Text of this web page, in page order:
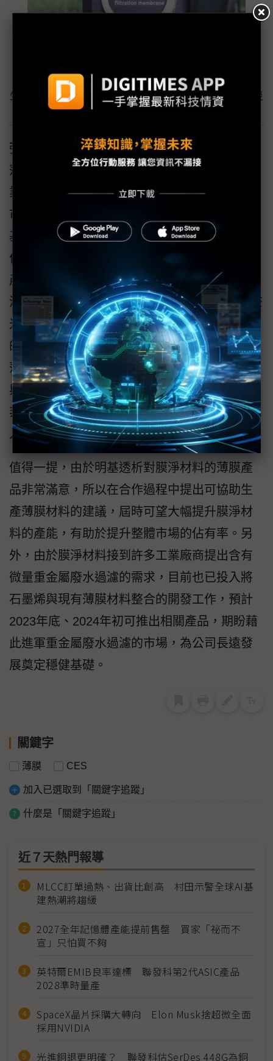
生質低碳排製程中空纖維過濾薄膜及其製成寶特瓶專用防災
除菌濾心。DIGITIMES攝
張旭賢指出，受到原生材料不足的狀況，全球
薄膜材料供應至今仍非常不穩定，除影響到工
業廢水處理、濾水器耗材之外，也讓洗腎耗材
市場供需出現地域性重新洗牌的狀況，因此明
基透析也開始與膜淨材料在此領域累積互相合
作的經驗，讓血液透析器能一條龍在地化生
產。相較於過濾水中細菌與雜質需要200奈米孔
洞的中空管狀纖維，血液透析則是需要40~80奈
米的孔洞為主，所以在技術調整上並沒有任何
的困難。加上我們與明基透析一起合作自動化
薄膜與外殼結合的技術服務，有助於產能提升
與跨領域ODM/OEM合作，所以目前專案進行
非常順利，可望在取得TFDA認證之後，正式進
入量產階段。
值得一提，由於明基透析對膜淨材料的薄膜產
品非常滿意，所以在合作過程中提出可協助生
產薄膜材料的建議，屆時可望大幅提升膜淨材
料的產能，有助於提升整體市場的佔有率。另
外，由於膜淨材料接到許多工業廠商提出含有
微量重金屬廢水過濾的需求，目前也已投入將
石墨烯與現有薄膜材料整合的開發工作，預計
2023年底、2024年初可推出相關產品，期盼藉
此進軍重金屬廢水過濾的市場，為公司長遠發
展奠定穩健基礎。
關鍵字
薄膜 CES
加入已選取到「關鍵字追蹤」
什麼是「關鍵字追蹤」
近７天熱門報導
MLCC訂單過熱、出貨比創高 村田示警全球AI基
建熱潮將趨緩
2027全年記憶體產能提前售罄 買家「祕而不
宣」只怕買不夠
英特爾EMIB良率達標 聯發科第2代ASIC產品
2028準時量產
SpaceX晶片採購大轉向 Elon Musk捨超微全面
採用NVIDIA
光進銅退更明確？ 聯發科估SerDes 448G為銅